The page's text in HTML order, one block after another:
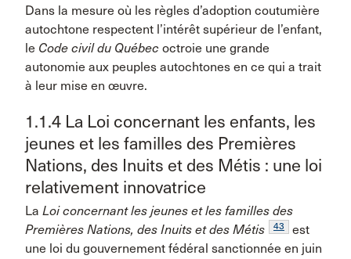
Dans la mesure où les règles d’adoption coutumière
autochtone respectent l’intérêt supérieur de l’enfant,
le Code civil du Québec octroie une grande
autonomie aux peuples autochtones en ce qui a trait
à leur mise en œuvre.
1.1.4 La Loi concernant les enfants, les
jeunes et les familles des Premières
Nations, des Inuits et des Métis : une loi
relativement innovatrice
La Loi concernant les jeunes et les familles des
Premières Nations, des Inuits et des Métis
43
est
une loi du gouvernement fédéral sanctionnée en juin